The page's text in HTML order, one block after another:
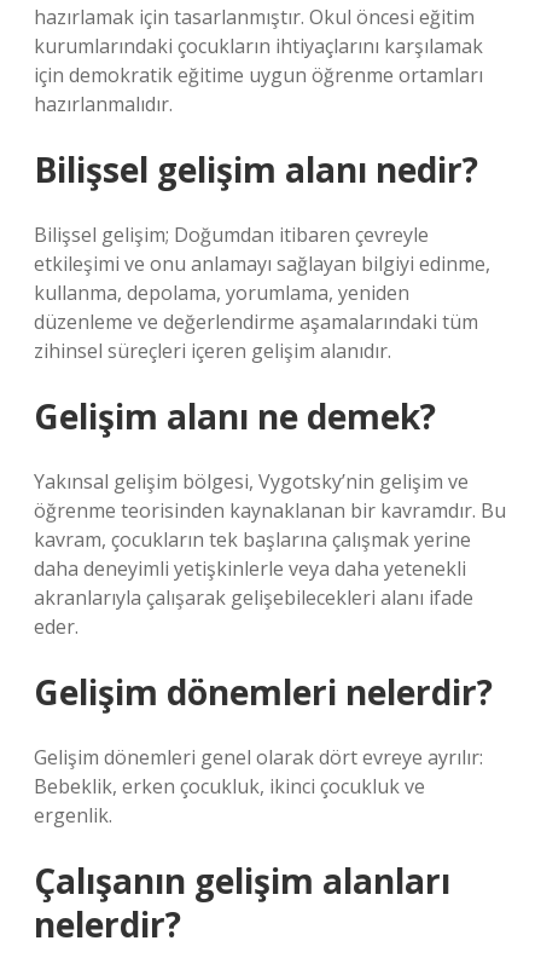
hazırlamak için tasarlanmıştır. Okul öncesi eğitim
kurumlarındaki çocukların ihtiyaçlarını karşılamak
için demokratik eğitime uygun öğrenme ortamları
hazırlanmalıdır.
Bilişsel gelişim alanı nedir?
Bilişsel gelişim; Doğumdan itibaren çevreyle
etkileşimi ve onu anlamayı sağlayan bilgiyi edinme,
kullanma, depolama, yorumlama, yeniden
düzenleme ve değerlendirme aşamalarındaki tüm
zihinsel süreçleri içeren gelişim alanıdır.
Gelişim alanı ne demek?
Yakınsal gelişim bölgesi, Vygotsky’nin gelişim ve
öğrenme teorisinden kaynaklanan bir kavramdır. Bu
kavram, çocukların tek başlarına çalışmak yerine
daha deneyimli yetişkinlerle veya daha yetenekli
akranlarıyla çalışarak gelişebilecekleri alanı ifade
eder.
Gelişim dönemleri nelerdir?
Gelişim dönemleri genel olarak dört evreye ayrılır:
Bebeklik, erken çocukluk, ikinci çocukluk ve
ergenlik.
Çalışanın gelişim alanları
nelerdir?